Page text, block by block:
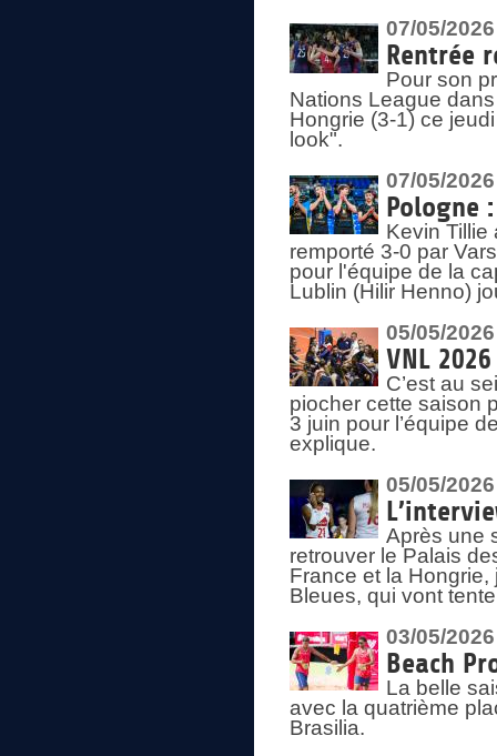
07/05/2026
Rentrée
Pour son
Nations League
Hongrie (3-1) ce
look".
07/05/2026
Pologne
Kevin Tillie
remporté 3-0 par
pour l'équipe de la
Lublin (Hilir Henno)
05/05/2026
VNL
C’est au
piocher cette saison
3 juin pour l’équipe
explique.
05/05/2026
Après une
retrouver le Palais
France et la Hongrie,
Bleues, qui vont
03/05/2026
Beach
La belle
avec la quatrième
Brasilia.